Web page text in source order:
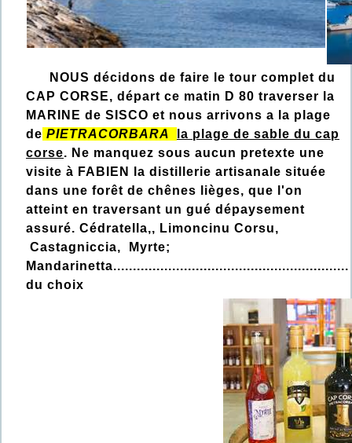
NOUS décidons de faire le tour complet du
CAP CORSE, départ ce matin D 80 traverser la
MARINE de SISCO et nous arrivons a la plage
de PIETRACORBARA
la plage de sable du cap
corse. Ne manquez sous aucun pretexte une
visite à FABIEN la distillerie artisanale située
dans une forêt de chênes lièges, que l'on
atteint en traversant un gué dépaysement
assuré. Cédratella,, Limoncinu Corsu,
Castagniccia, Myrte;
du choix